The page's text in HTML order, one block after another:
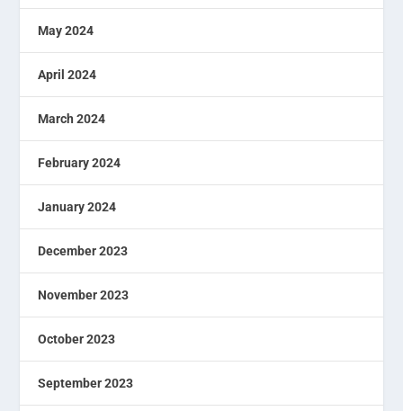
May 2024
April 2024
March 2024
February 2024
January 2024
December 2023
November 2023
October 2023
September 2023